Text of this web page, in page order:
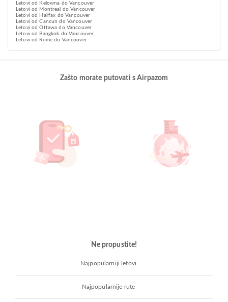
Letovi od Kelowna do Vancouver
Letovi od Montreal do Vancouver
Letovi od Halifax do Vancouver
Letovi od Cancun do Vancouver
Letovi od Ottawa do Vancouver
Letovi od Bangkok do Vancouver
Letovi od Rome do Vancouver
Zašto morate putovati s Airpazom
Ne propustite!
Najpopularniji letovi
Najpopularnije rute